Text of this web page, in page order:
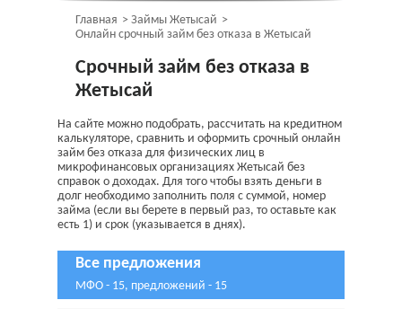
Главная
Займы Жетысай
Онлайн срочный займ без отказа в Жетысай
Срочный займ без отказа в
Жетысай
На сайте можно подобрать, рассчитать на кредитном
калькуляторе, сравнить и оформить срочный онлайн
займ без отказа для физических лиц в
микрофинансовых организациях Жетысай без
справок о доходах. Для того чтобы взять деньги в
долг необходимо заполнить поля с суммой, номер
займа (если вы берете в первый раз, то оставьте как
есть 1) и срок (указывается в днях).
Все предложения
МФО - 15, предложений - 15